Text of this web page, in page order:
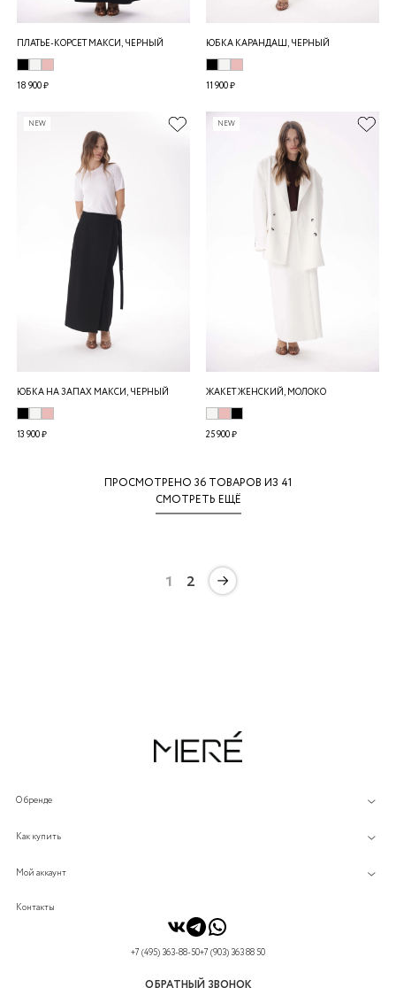
ПЛАТЬЕ-КОРСЕТ МАКСИ, ЧЕРНЫЙ
18 900 ₽
ЮБКА КАРАНДАШ, ЧЕРНЫЙ
11 900 ₽
NEW
ЮБКА НА ЗАПАХ МАКСИ, ЧЕРНЫЙ
13 900 ₽
NEW
ЖАКЕТ ЖЕНСКИЙ, МОЛОКО
25 900 ₽
ПРОСМОТРЕНО 36 ТОВАРОВ ИЗ 41
СМОТРЕТЬ ЕЩЁ
1 2
О бренде
Как купить
Мой аккаунт
Контакты
+7 (495) 363-88-50+7 (903) 363 88 50